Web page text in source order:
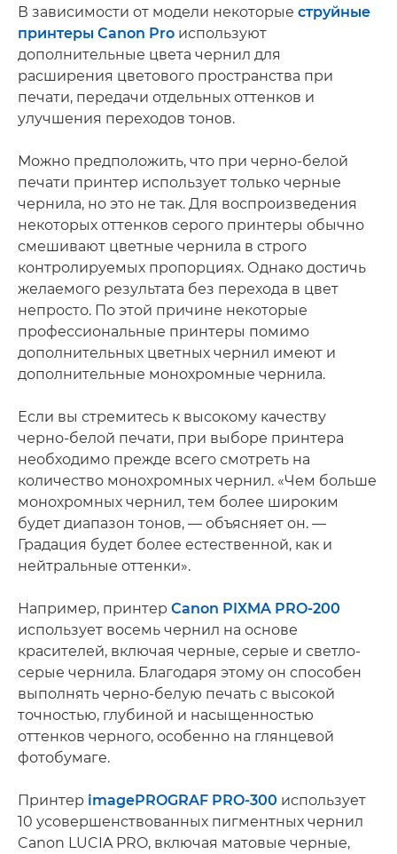
В зависимости от модели некоторые струйные
принтеры Canon Pro используют
дополнительные цвета чернил для
расширения цветового пространства при
печати, передачи отдельных оттенков и
улучшения переходов тонов.
Можно предположить, что при черно-белой
печати принтер использует только черные
чернила, но это не так. Для воспроизведения
некоторых оттенков серого принтеры обычно
смешивают цветные чернила в строго
контролируемых пропорциях. Однако достичь
желаемого результата без перехода в цвет
непросто. По этой причине некоторые
профессиональные принтеры помимо
дополнительных цветных чернил имеют и
дополнительные монохромные чернила.
Если вы стремитесь к высокому качеству
черно-белой печати, при выборе принтера
необходимо прежде всего смотреть на
количество монохромных чернил. «Чем больше
монохромных чернил, тем более широким
будет диапазон тонов, — объясняет он. —
Градация будет более естественной, как и
нейтральные оттенки».
Например, принтер Canon PIXMA PRO-200
использует восемь чернил на основе
красителей, включая черные, серые и светло-
серые чернила. Благодаря этому он способен
выполнять черно-белую печать с высокой
точностью, глубиной и насыщенностью
оттенков черного, особенно на глянцевой
фотобумаге.
Принтер imagePROGRAF PRO-300 использует
10 усовершенствованных пигментных чернил
Canon LUCIA PRO, включая матовые черные,